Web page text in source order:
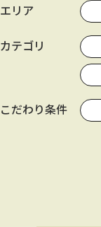
エリア
カテゴリ
こだわり条件